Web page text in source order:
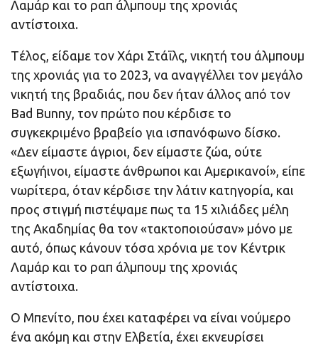
Λαμάρ και το ραπ άλμπουμ της χρονιάς
αντίστοιχα.
Tέλος, είδαμε τον Χάρι Στάϊλς, νικητή του άλμπουμ
της χρονιάς για το 2023, να αναγγέλλει τον μεγάλο
νικητή της βραδιάς, που δεν ήταν άλλος από τον
Bad Bunny, τον πρώτο που κέρδισε το
συγκεκριμένο βραβείο για ισπανόφωνο δίσκο.
«Δεν είμαστε άγριοι, δεν είμαστε ζώα, ούτε
εξωγήινοι, είμαστε άνθρωποι και Αμερικανοί», είπε
νωρίτερα, όταν κέρδισε την λάτιν κατηγορία, και
προς στιγμή πιστέψαμε πως τα 15 χιλιάδες μέλη
της Ακαδημίας θα τον «τακτοποιούσαν» μόνο με
αυτό, όπως κάνουν τόσα χρόνια με τον Κέντρικ
Λαμάρ και το ραπ άλμπουμ της χρονιάς
αντίστοιχα.
Ο Μπενίτο, που έχει καταφέρει να είναι νούμερο
ένα ακόμη και στην Ελβετία, έχει εκνευρίσει